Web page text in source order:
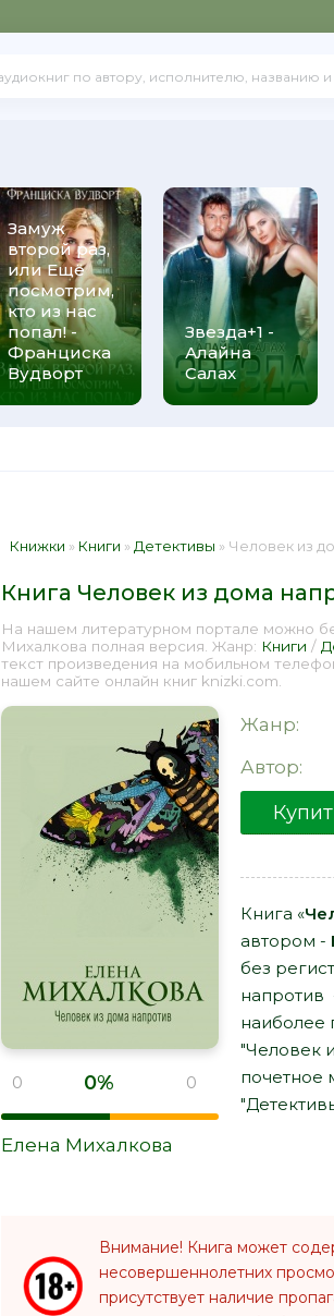
Замуж
второй раз,
или Ещё
посмотрим,
кто из нас
попал! -
Франциска
Вудворт
Звезда+1 -
Алайна
Салах
Книжки » Книги » Детективы » Человек из
Книга Человек из дома
На нашем литературном портале можно
Михалкова полная версия. Жанр: Книги /
текст произведения на мобильном
нашем сайте онлайн книг knizki.com.
0 0% 0
Елена Михалкова
Жанр:
Автор:
Книга «
автором -
без
напротив
наиболее
"Человек
почетное
Внимание! Книга может
несовершеннолетних
присутствует наличие